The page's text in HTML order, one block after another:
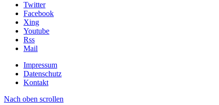
Twitter
Facebook
Xing
Youtube
Rss
Mail
Impressum
Datenschutz
Kontakt
Nach oben scrollen